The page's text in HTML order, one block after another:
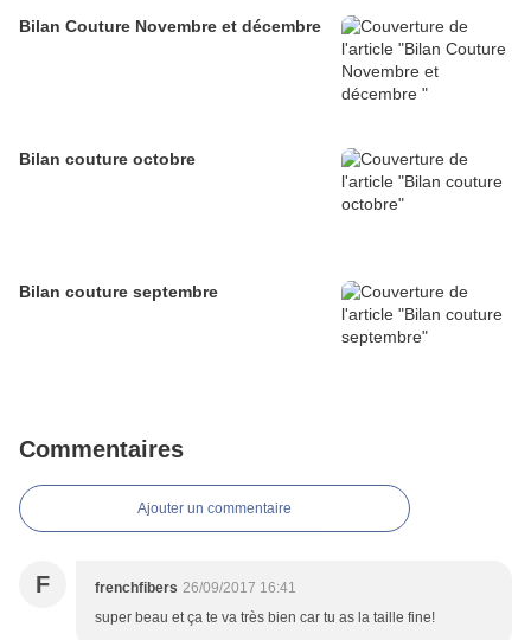
Bilan Couture Novembre et décembre
Bilan couture octobre
Bilan couture septembre
Commentaires
Ajouter un commentaire
F frenchfibers 26/09/2017 16:41
super beau et ça te va très bien car tu as la taille fine!